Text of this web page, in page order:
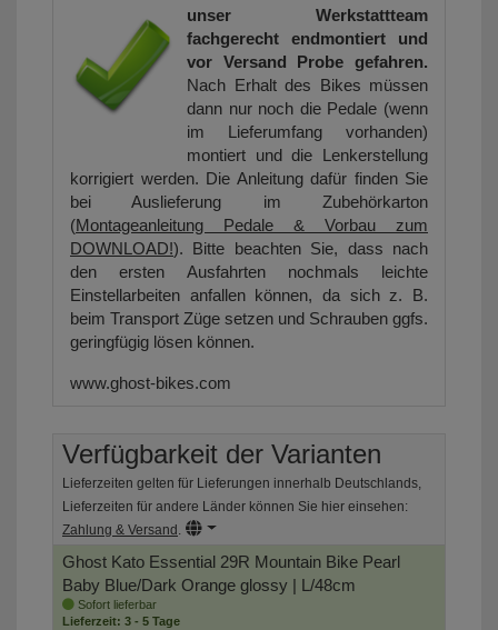
unser Werkstattteam
fachgerecht endmontiert und
vor Versand Probe gefahren.
Nach Erhalt des Bikes müssen
dann nur noch die Pedale (wenn
im Lieferumfang vorhanden)
montiert und die Lenkerstellung
korrigiert werden. Die Anleitung dafür finden Sie
bei Auslieferung im Zubehörkarton
(Montageanleitung Pedale & Vorbau zum
DOWNLOAD!). Bitte beachten Sie, dass nach
den ersten Ausfahrten nochmals leichte
Einstellarbeiten anfallen können, da sich z. B.
beim Transport Züge setzen und Schrauben ggfs.
geringfügig lösen können.
www.ghost-bikes.com
Verfügbarkeit der Varianten
Lieferzeiten gelten für Lieferungen innerhalb Deutschlands,
Lieferzeiten für andere Länder können Sie hier einsehen:
Zahlung & Versand .
Ghost Kato Essential 29R Mountain Bike Pearl
Baby Blue/Dark Orange glossy | L/48cm
Sofort lieferbar
Lieferzeit: 3 - 5 Tage